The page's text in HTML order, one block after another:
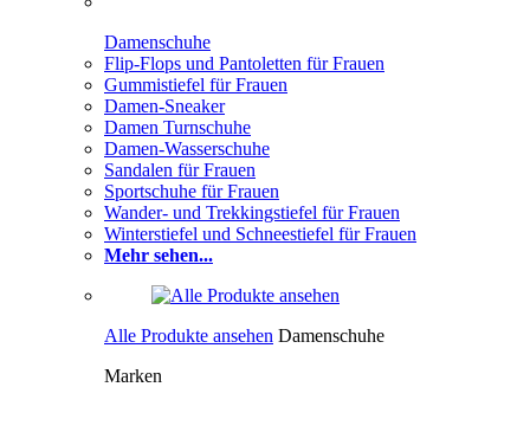
Damenschuhe
Flip-Flops und Pantoletten für Frauen
Gummistiefel für Frauen
Damen-Sneaker
Damen Turnschuhe
Damen-Wasserschuhe
Sandalen für Frauen
Sportschuhe für Frauen
Wander- und Trekkingstiefel für Frauen
Winterstiefel und Schneestiefel für Frauen
Mehr sehen...
Alle Produkte ansehen Damenschuhe
Marken